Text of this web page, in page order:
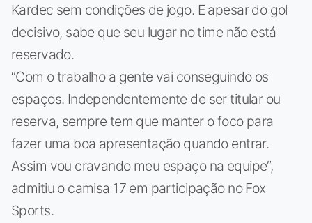
Kardec sem condições de jogo. E apesar do gol
decisivo, sabe que seu lugar no time não está
reservado.
“Com o trabalho a gente vai conseguindo os
espaços. Independentemente de ser titular ou
reserva, sempre tem que manter o foco para
fazer uma boa apresentação quando entrar.
Assim vou cravando meu espaço na equipe”,
admitiu o camisa 17 em participação no Fox
Sports.